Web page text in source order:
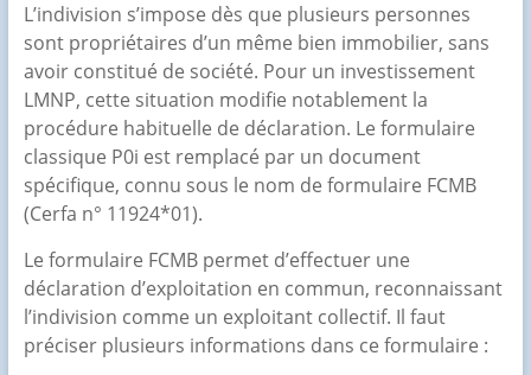
L’indivision s’impose dès que plusieurs personnes
sont propriétaires d’un même bien immobilier, sans
avoir constitué de société. Pour un investissement
LMNP, cette situation modifie notablement la
procédure habituelle de déclaration. Le formulaire
classique P0i est remplacé par un document
spécifique, connu sous le nom de formulaire FCMB
(Cerfa n° 11924*01).
Le formulaire FCMB permet d’effectuer une
déclaration d’exploitation en commun, reconnaissant
l’indivision comme un exploitant collectif. Il faut
préciser plusieurs informations dans ce formulaire :